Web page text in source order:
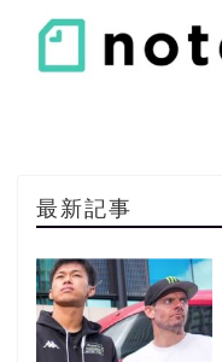
最新記事